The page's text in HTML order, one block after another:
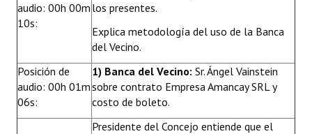
Noticias Destacadas
Registros y Distinciones
Datos Históricos
Premio al Mérito - Registro
Audiencias Públicas - Registro
audio: 00h 00m
10s:
los presentes.
Explica metodología del uso de la Banca
del Vecino.
Posición de
audio: 00h 01m
06s:
1) Banca del Vecino: Sr. Ángel Vainstein
sobre contrato Empresa Amancay SRL y
costo de boleto.
Presidente del Concejo entiende que el